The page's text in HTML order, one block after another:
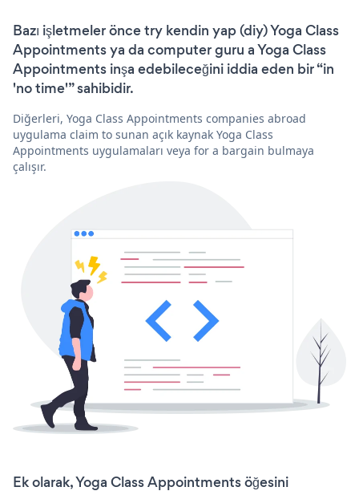
Bazı işletmeler önce try kendin yap (diy) Yoga Class
Appointments ya da computer guru a Yoga Class
Appointments inşa edebileceğini iddia eden bir “in
'no time'” sahibidir.
Diğerleri, Yoga Class Appointments companies abroad
uygulama claim to sunan açık kaynak Yoga Class
Appointments uygulamaları veya for a bargain bulmaya
çalışır.
Ek olarak, Yoga Class Appointments öğesini